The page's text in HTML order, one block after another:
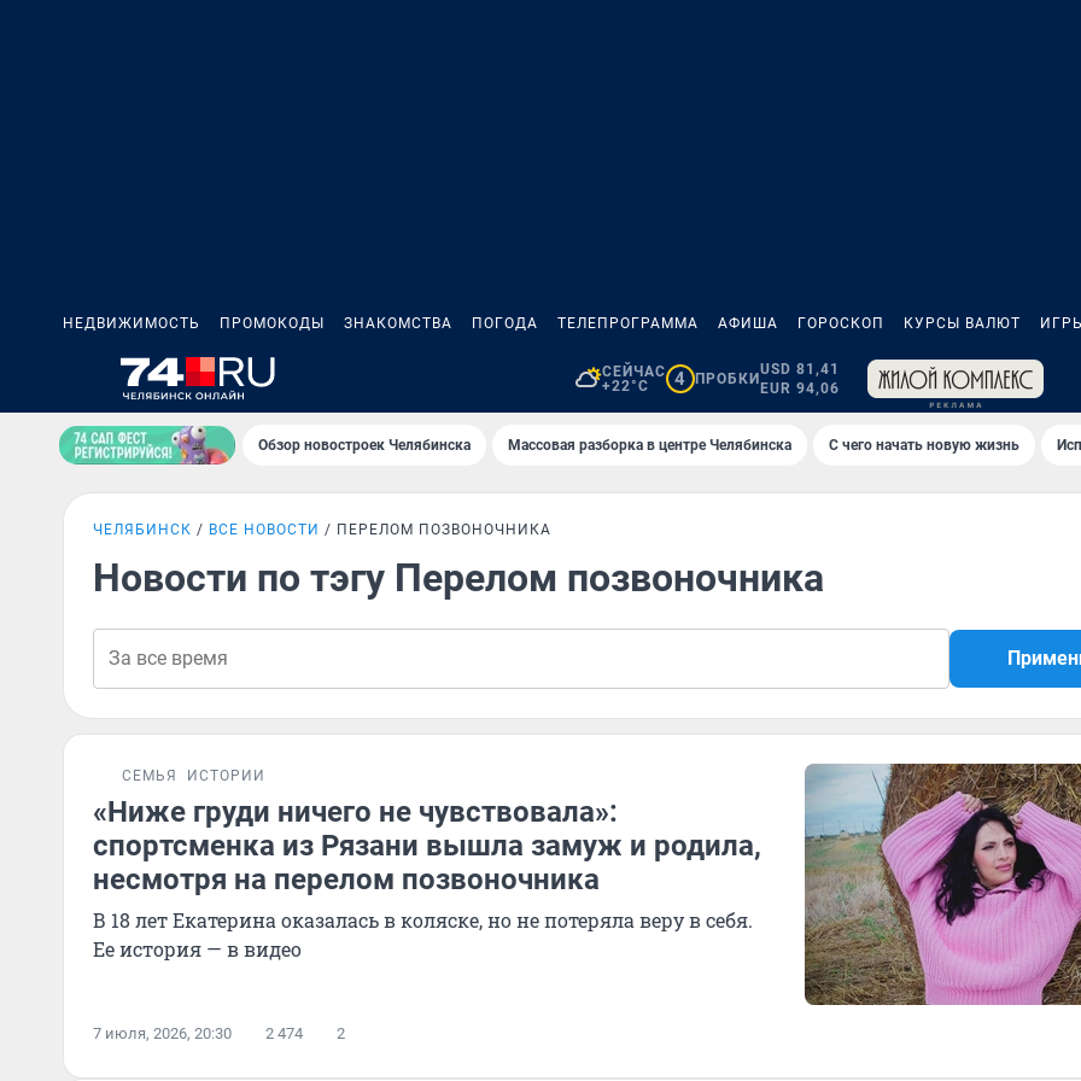
НЕДВИЖИМОСТЬ ПРОМОКОДЫ ЗНАКОМСТВА ПОГОДА ТЕЛЕПРОГРАММА АФИША ГОРОСКОП КУРСЫ ВАЛЮТ
СЕЙЧАС
+22°C
4 ПРОБКИ
USD 81,41
EUR 94,06
Обзор новостроек Челябинска Массовая разборка в центре Челябинска С чего начать новую жизнь
ЧЕЛЯБИНСК ВСЕ НОВОСТИ ПЕРЕЛОМ ПОЗВОНОЧНИКА
Новости по тэгу Перелом позвоночника
СЕМЬЯ ИСТОРИИ
«Ниже груди ничего не чувствовала»:
спортсменка из Рязани вышла замуж и родила,
несмотря на перелом позвоночника
В 18 лет Екатерина оказалась в коляске, но не потеряла веру в себя.
Ее история — в видео
7 июля, 2026, 20:30 2 474 2